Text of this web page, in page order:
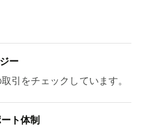
ー
引をチェックしています。
ト体制